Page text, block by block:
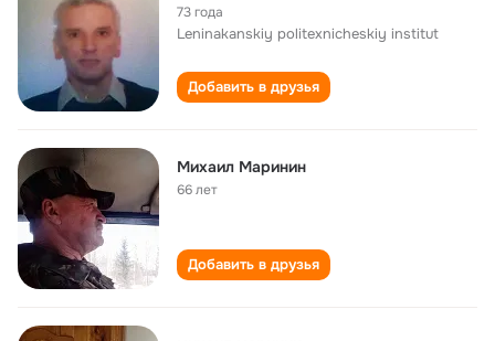
73 года
Leninakanskiy politexnicheskiy institut
Добавить в друзья
Михаил Маринин
66 лет
Добавить в друзья